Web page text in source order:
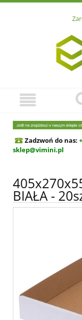
Zadzwoń do nas:
sklep@vimini.pl
BIAŁA -